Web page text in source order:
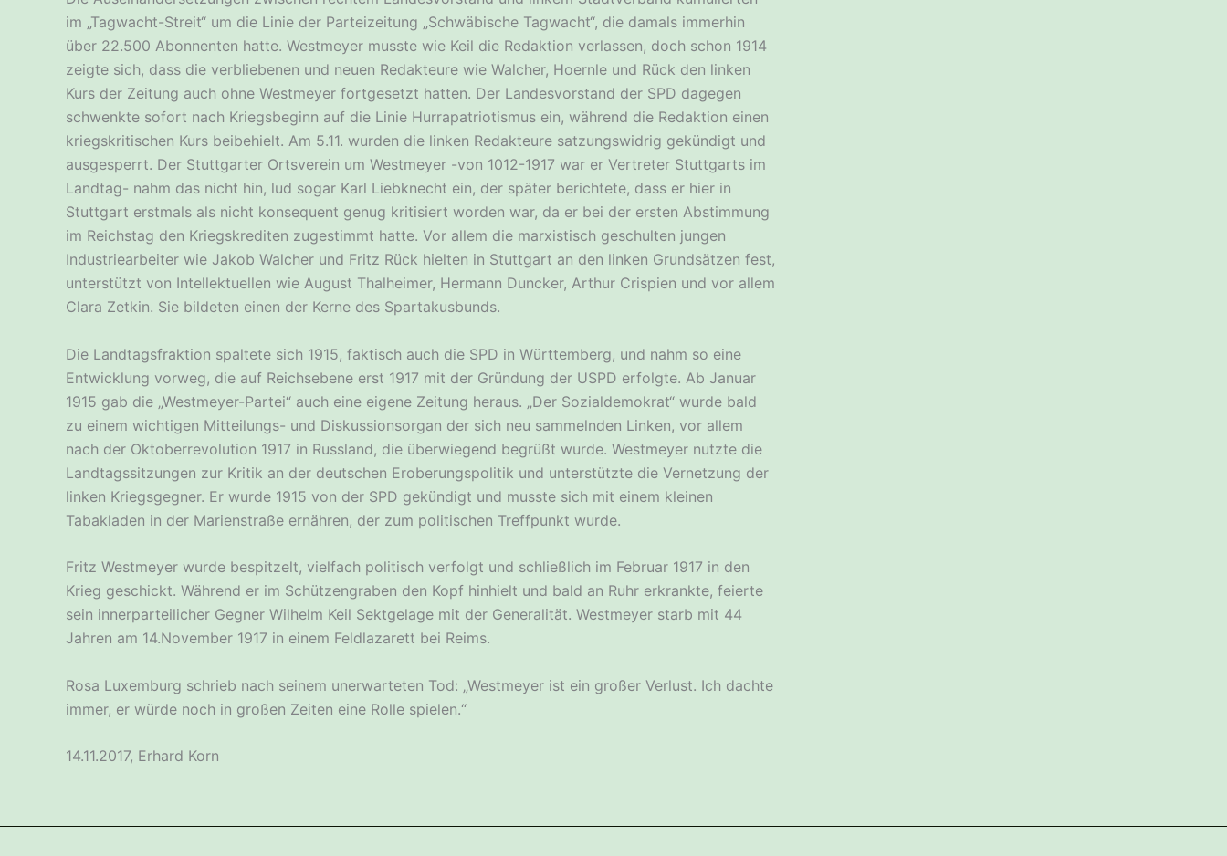
im „Tagwacht-Streit“ um die Linie der Parteizeitung „Schwäbische Tagwacht“, die damals immerhin
über 22.500 Abonnenten hatte. Westmeyer musste wie Keil die Redaktion verlassen, doch schon 1914
zeigte sich, dass die verbliebenen und neuen Redakteure wie Walcher, Hoernle und Rück den linken
Kurs der Zeitung auch ohne Westmeyer fortgesetzt hatten. Der Landesvorstand der SPD dagegen
schwenkte sofort nach Kriegsbeginn auf die Linie Hurrapatriotismus ein, während die Redaktion einen
kriegskritischen Kurs beibehielt. Am 5.11. wurden die linken Redakteure satzungswidrig gekündigt und
ausgesperrt. Der Stuttgarter Ortsverein um Westmeyer -von 1012-1917 war er Vertreter Stuttgarts im
Landtag- nahm das nicht hin, lud sogar Karl Liebknecht ein, der später berichtete, dass er hier in
Stuttgart erstmals als nicht konsequent genug kritisiert worden war, da er bei der ersten Abstimmung
im Reichstag den Kriegskrediten zugestimmt hatte. Vor allem die marxistisch geschulten jungen
Industriearbeiter wie Jakob Walcher und Fritz Rück hielten in Stuttgart an den linken Grundsätzen fest,
unterstützt von Intellektuellen wie August Thalheimer, Hermann Duncker, Arthur Crispien und vor allem
Clara Zetkin. Sie bildeten einen der Kerne des Spartakusbunds.
Die Landtagsfraktion spaltete sich 1915, faktisch auch die SPD in Württemberg, und nahm so eine
Entwicklung vorweg, die auf Reichsebene erst 1917 mit der Gründung der USPD erfolgte. Ab Januar
1915 gab die „Westmeyer-Partei“ auch eine eigene Zeitung heraus. „Der Sozialdemokrat“ wurde bald
zu einem wichtigen Mitteilungs- und Diskussionsorgan der sich neu sammelnden Linken, vor allem
nach der Oktoberrevolution 1917 in Russland, die überwiegend begrüßt wurde. Westmeyer nutzte die
Landtagssitzungen zur Kritik an der deutschen Eroberungspolitik und unterstützte die Vernetzung der
linken Kriegsgegner. Er wurde 1915 von der SPD gekündigt und musste sich mit einem kleinen
Tabakladen in der Marienstraße ernähren, der zum politischen Treffpunkt wurde.
Fritz Westmeyer wurde bespitzelt, vielfach politisch verfolgt und schließlich im Februar 1917 in den
Krieg geschickt. Während er im Schützengraben den Kopf hinhielt und bald an Ruhr erkrankte, feierte
sein innerparteilicher Gegner Wilhelm Keil Sektgelage mit der Generalität. Westmeyer starb mit 44
Jahren am 14.November 1917 in einem Feldlazarett bei Reims.
Rosa Luxemburg schrieb nach seinem unerwarteten Tod: „Westmeyer ist ein großer Verlust. Ich dachte
immer, er würde noch in großen Zeiten eine Rolle spielen.“
14.11.2017, Erhard Korn